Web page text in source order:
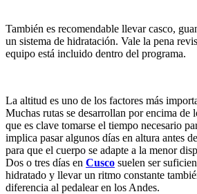
También es recomendable llevar casco,
un sistema de hidratación. Vale la pena
equipo está incluido dentro del programa.
La altitud es uno de los factores más
Muchas rutas se desarrollan por encima de
que es clave tomarse el tiempo necesario
implica pasar algunos días en altura antes
para que el cuerpo se adapte a la menor
Dos o tres días en Cusco suelen ser
hidratado y llevar un ritmo constante
diferencia al pedalear en los Andes.